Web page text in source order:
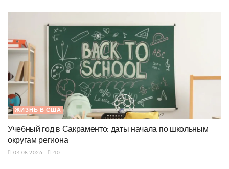
ЖИЗНЬ В США
Учебный год в Сакраменто: даты начала по школьным
округам региона
04.08.2026 40